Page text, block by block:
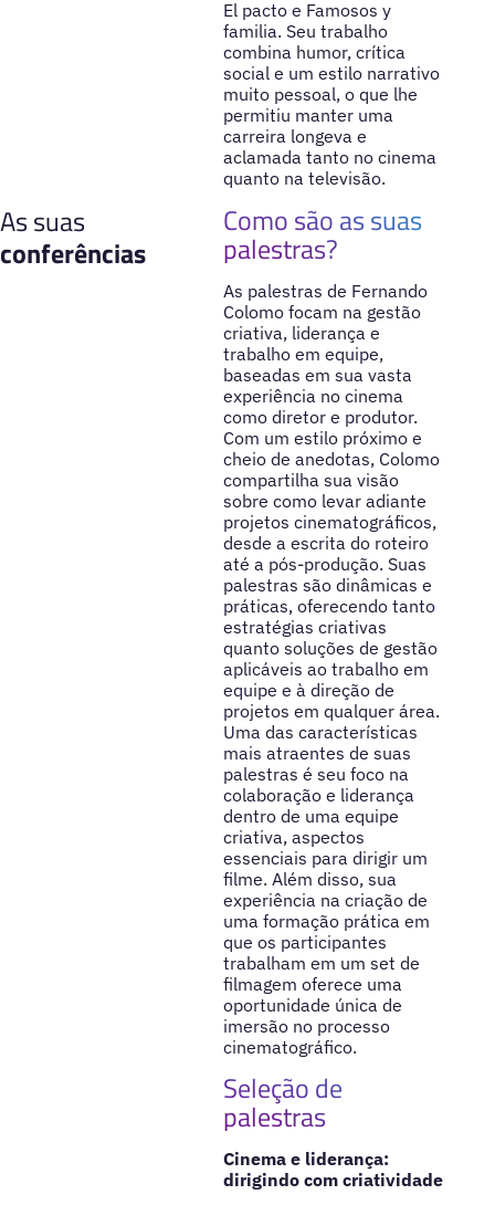
El pacto e Famosos y
familia. Seu trabalho
combina humor, crítica
social e um estilo narrativo
muito pessoal, o que lhe
permitiu manter uma
carreira longeva e
aclamada tanto no cinema
quanto na televisão.
As suas
conferências
Como são as suas
palestras?
As palestras de Fernando
Colomo focam na gestão
criativa, liderança e
trabalho em equipe,
baseadas em sua vasta
experiência no cinema
como diretor e produtor.
Com um estilo próximo e
cheio de anedotas, Colomo
compartilha sua visão
sobre como levar adiante
projetos cinematográficos,
desde a escrita do roteiro
até a pós-produção. Suas
palestras são dinâmicas e
práticas, oferecendo tanto
estratégias criativas
quanto soluções de gestão
aplicáveis ao trabalho em
equipe e à direção de
projetos em qualquer área.
Uma das características
mais atraentes de suas
palestras é seu foco na
colaboração e liderança
dentro de uma equipe
criativa, aspectos
essenciais para dirigir um
filme. Além disso, sua
experiência na criação de
uma formação prática em
que os participantes
trabalham em um set de
filmagem oferece uma
oportunidade única de
imersão no processo
cinematográfico.
Seleção de
palestras
Cinema e liderança:
dirigindo com criatividade